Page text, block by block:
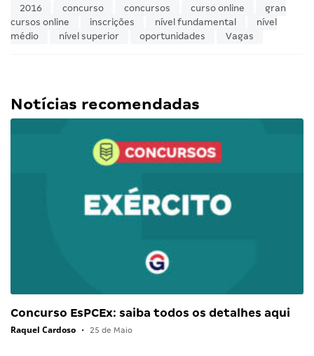
2016 concurso concursos curso online
gran
cursos online
inscrições nível fundamental
nível
médio
nível superior oportunidades Vagas
Notícias recomendadas
Concurso EsPCEx: saiba todos os detalhes aqui
Raquel Cardoso • 25 de Maio